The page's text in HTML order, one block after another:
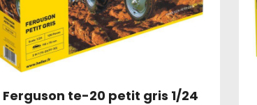
Ferguson te-20 petit gris 1/24